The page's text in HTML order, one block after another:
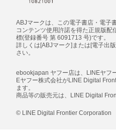
ABJマークは、この電子書店・電子
コンテンツ使用許諾を得た正規版
標(登録番号 第 6091713 号)です。
詳しくは[ABJマーク]または[電子出
さい。
ebookjapan ヤフー店は、LINEヤフ
Eヤフー株式会社がLINE Digital
ます。
商品等の販売元は、LINE Digital
© LINE Digital Frontier